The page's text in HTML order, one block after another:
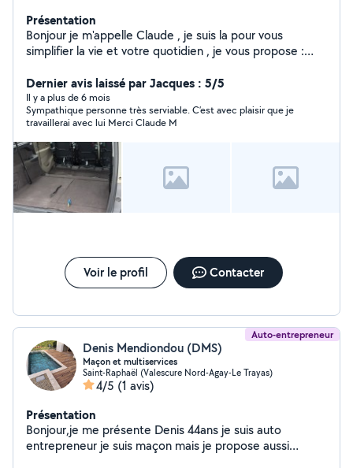
Présentation
Bonjour je m'appelle Claude , je suis la pour vous
simplifier la vie et votre quotidien , je vous propose :
maison / villa / appartement Garde de chiens Merci de
m'avoir lue et à bientôt :) Voici mon numéro de
téléphone : 0613200727
Dernier avis laissé par Jacques : 5/5
Il y a plus de 6 mois
Sympathique personne très serviable. C’est avec plaisir que je
travaillerai avec lui Merci Claude M
Voir le profil Contacter
Auto-entrepreneur
Denis Mendiondou (DMS)
Maçon et multiservices
Saint-Raphaël (Valescure Nord-Agay-Le Trayas)
4/5 (1 avis)
Présentation
Bonjour,je me présente Denis 44ans je suis auto
entrepreneur je suis maçon mais je propose aussi